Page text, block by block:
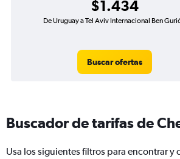
$1.434
De Uruguay a Tel Aviv Internacional Ben
Buscar ofertas
Buscador de tarifas de
Usa los siguientes filtros para encontrar y